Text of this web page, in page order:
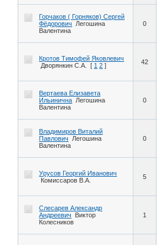
Горчаков ( Горняков) Сергей
Фёдорович
Легошина
Валентина
0
Кротов Тимофей Яковлевич
Дворянкин С.А.
[ 1 2 ] 42
Вертаева Елизавета
Ильинична Легошина
Валентина
0
Владимиров Виталий
Павлович
Легошина
Валентина
0
Урусов Георгий Иванович
Комиссаров В.А.
5
Слесарев Александр
Андреевич
Виктор
Колесников
1